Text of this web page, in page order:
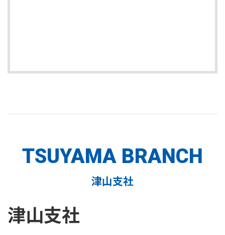
TSUYAMA BRANCH
津山支社
津山支社